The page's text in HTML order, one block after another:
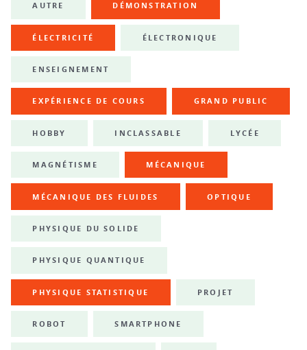
AUTRE DÉMONSTRATION
ÉLECTRICITÉ ÉLECTRONIQUE
ENSEIGNEMENT
EXPÉRIENCE DE COURS GRAND PUBLIC
HOBBY INCLASSABLE LYCÉE
MAGNÉTISME MÉCANIQUE
MÉCANIQUE DES FLUIDES OPTIQUE
PHYSIQUE DU SOLIDE
PHYSIQUE QUANTIQUE
PHYSIQUE STATISTIQUE PROJET
ROBOT SMARTPHONE